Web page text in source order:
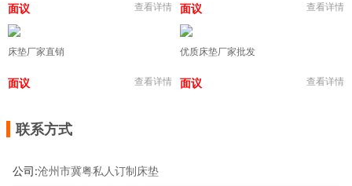
面议 查看详情 面议 查看详情
床垫厂家直销
面议 查看详情
优质床垫厂家批发
面议 查看详情
联系方式
公司:沧州市冀粤私人订制床垫